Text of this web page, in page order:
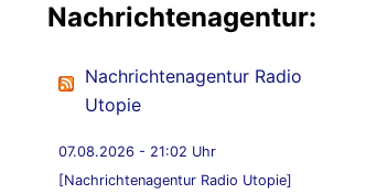
Nachrichtenagentur:
Nachrichtenagentur Radio
Utopie
07.08.2026 - 21:02 Uhr
[Nachrichtenagentur Radio Utopie]